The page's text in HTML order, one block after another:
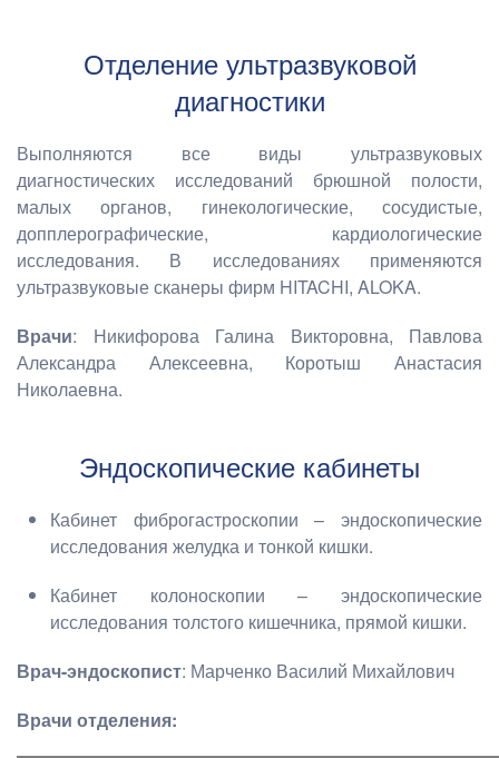
Отделение ультразвуковой
диагностики
Выполняются все виды ультразвуковых
диагностических исследований брюшной полости,
малых органов, гинекологические, сосудистые,
допплерографические, кардиологические
исследования. В исследованиях применяются
ультразвуковые сканеры фирм HITACHI, ALOKA.
Врачи: Никифорова Галина Викторовна, Павлова
Александра Алексеевна, Коротыш Анастасия
Николаевна.
Эндоскопические кабинеты
Кабинет фиброгастроскопии – эндоскопические
исследования желудка и тонкой кишки.
Кабинет колоноскопии – эндоскопические
исследования толстого кишечника, прямой кишки.
Врач-эндоскопист: Марченко Василий Михайлович
Врачи отделения: